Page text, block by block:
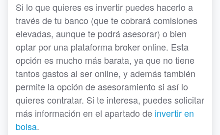
Si lo que quieres es invertir puedes hacerlo a
través de tu banco (que te cobrará comisiones
elevadas, aunque te podrá asesorar) o bien
optar por una plataforma broker online. Esta
opción es mucho más barata, ya que no tiene
tantos gastos al ser online, y además también
permite la opción de asesoramiento si así lo
quieres contratar. Si te interesa, puedes solicitar
más información en el apartado de invertir en
bolsa.